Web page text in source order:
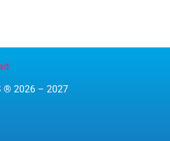
® 2026 – 2027